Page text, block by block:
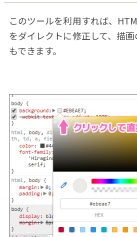
このツールを利用すれば、
をダイレクトに修正して、描
もできます。